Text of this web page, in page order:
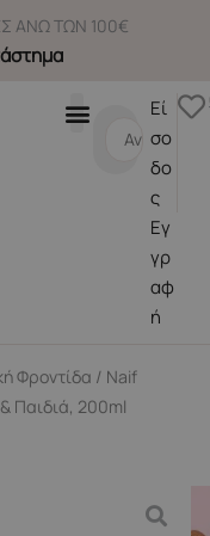
ΑΝΩ ΤΩΝ 100€
Search
Εί
σο
δο
ς
Εγ
γρ
αφ
ή
Φροντίδα / Naif
Παιδιά, 200ml